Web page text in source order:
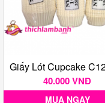
40.000 VNĐ
MUA NGAY